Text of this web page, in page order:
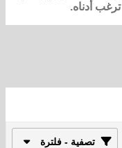
أدناه.
تصفية - فلترة